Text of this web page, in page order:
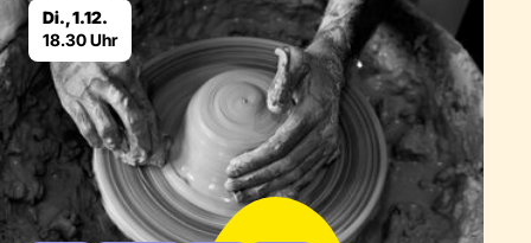
Di., 1.12.
18.30 Uhr